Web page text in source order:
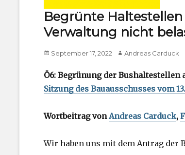
Begrünte Haltestellen
Verwaltung nicht
Posted
September 17, 2022 Author
Andreas Carduck
Ö6: Begrünung der Bushaltestellen
Sitzung des Bauausschusses vom
Wortbeitrag vonAndreas Carduck,
Wir haben uns mit dem Antrag der